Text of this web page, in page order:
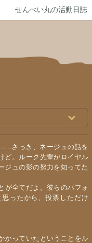
せんべい丸の活動日誌
さっき、ネージュの話を
ど。ルーク先輩がロイヤル
ジュの影の努力を知ってた
が全てだよ。彼らのパフォ
ったから、投票しただけ
かっていたということをル